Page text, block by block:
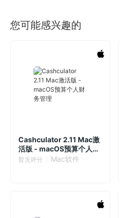
您可能感兴趣的
Cashculator 2.11 Mac激
活版 - macOS预算个人财
务管理
暂无评分 Mac软件